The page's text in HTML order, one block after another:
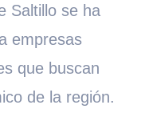
Saltillo se ha
empresas
que buscan
de la región.